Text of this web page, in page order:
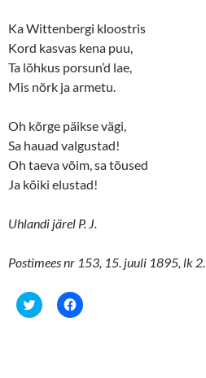
Ka Wittenbergi kloostris
Kord kasvas kena puu,
Ta lõhkus porsun’d lae,
Mis nõrk ja armetu.
Oh kõrge päikse vägi,
Sa hauad valgustad!
Oh taeva võim, sa tõused
Ja kõiki elustad!
Uhlandi järel P. J.
Postimees nr 153, 15. juuli 1895, lk 2.
C
l
C
l